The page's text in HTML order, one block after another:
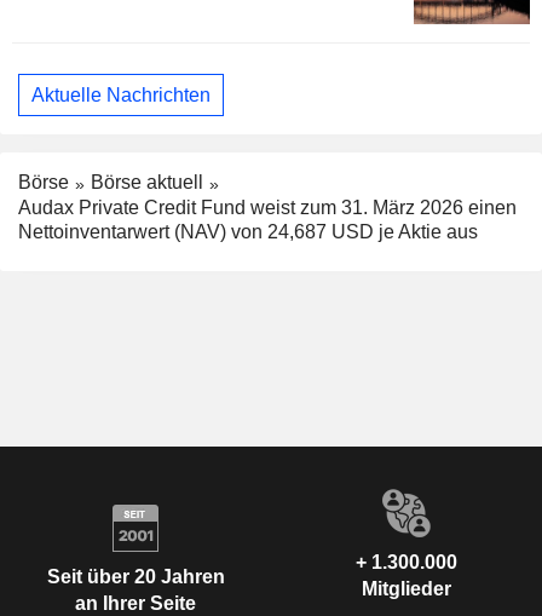
Aktuelle Nachrichten
Börse
Börse aktuell
Audax Private Credit Fund weist zum 31. März 2026 einen
Nettoinventarwert (NAV) von 24,687 USD je Aktie aus
Seit über 20 Jahren
an Ihrer Seite
+ 1.300.000
Mitglieder